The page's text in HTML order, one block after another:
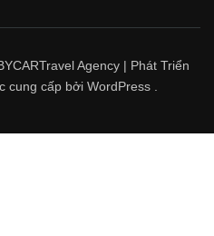
Travel Agency | Phát Triển
cung cấp bởi WordPress .